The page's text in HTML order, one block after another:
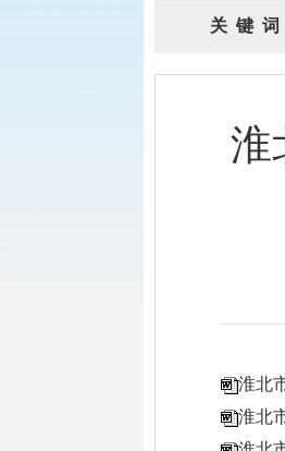
关 键 词
淮
淮北
淮北